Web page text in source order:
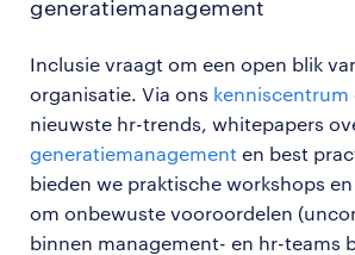
generatiemanagement
Inclusie vraagt om een open blik
organisatie. Via ons kenniscentrum
nieuwste hr-trends, whitepapers
generatiemanagement en best
bieden we praktische workshops
om onbewuste vooroordelen
binnen management- en hr-teams